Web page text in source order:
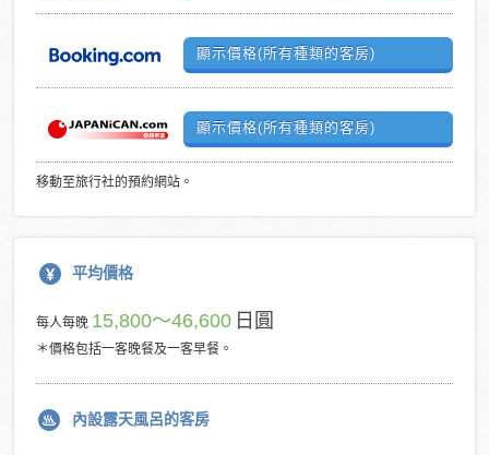
顯示價格(所有種類的客房)
顯示價格(所有種類的客房)
移動至旅行社的預約網站。
平均價格
每人每晚 15,800～46,600 日圓
＊價格包括一客晚餐及一客早餐。
內設露天風呂的客房